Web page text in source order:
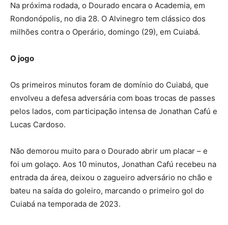
Na próxima rodada, o Dourado encara o Academia, em
Rondonópolis, no dia 28. O Alvinegro tem clássico dos
milhões contra o Operário, domingo (29), em Cuiabá.
O jogo
Os primeiros minutos foram de domínio do Cuiabá, que
envolveu a defesa adversária com boas trocas de passes
pelos lados, com participação intensa de Jonathan Cafú e
Lucas Cardoso.
Não demorou muito para o Dourado abrir um placar – e
foi um golaço. Aos 10 minutos, Jonathan Cafú recebeu na
entrada da área, deixou o zagueiro adversário no chão e
bateu na saída do goleiro, marcando o primeiro gol do
Cuiabá na temporada de 2023.